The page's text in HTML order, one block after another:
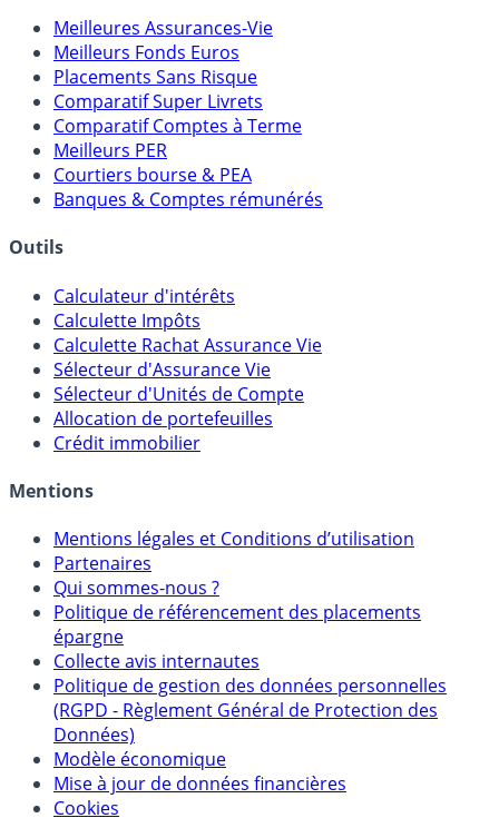
Comparatifs
Meilleures Assurances-Vie
Meilleurs Fonds Euros
Placements Sans Risque
Comparatif Super Livrets
Comparatif Comptes à Terme
Meilleurs PER
Banques & Comptes rémunérés
Outils
Calculateur d'intérêts
Calculette Impôts
Calculette Rachat Assurance Vie
Sélecteur d'Assurance Vie
Sélecteur d'Unités de Compte
Crédit immobilier
Mentions
Mentions légales et Conditions d’utilisation
Partenaires
Qui sommes-nous ?
Politique de référencement des placements
épargne
Collecte avis internautes
Politique de gestion des données personnelles
(RGPD - Règlement Général de Protection des
Données)
Modèle économique